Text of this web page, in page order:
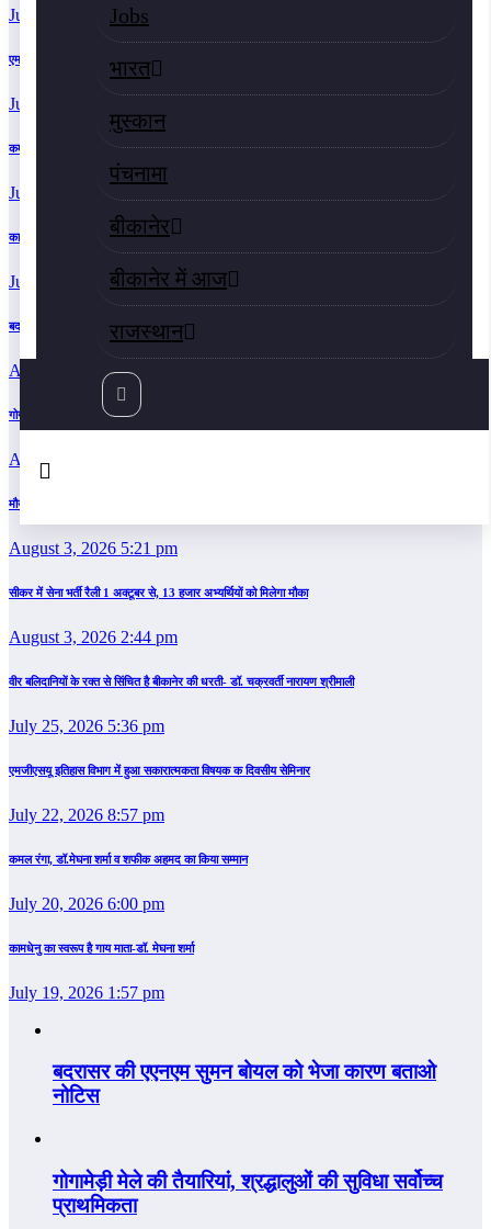
Jobs
भारत
मुस्‍कान
पंचनामा
बीकानेर
बीकानेर में आज
राजस्‍थान
July 25, 2026 5:36 pm
एमजीएसयू इतिहास विभाग में हुआ सकारात्मकता विषयक क दिवसीय सेमिनार
July 22, 2026 8:57 pm
कमल रंगा, डॉ.मेघना शर्मा व शफीक अहमद का किया सम्‍मान
July 20, 2026 6:00 pm
कामधेनु का स्वरूप है गाय माता-डॉ. मेघना शर्मा
July 19, 2026 1:57 pm
बदरासर की एएनएम सुमन बोयल को भेजा कारण बताओ नोटिस
August 3, 2026 10:54 pm
गोगामेड़ी मेले की तैयारियां, श्रद्धालुओं की सुविधा सर्वोच्च प्राथमिकता
August 3, 2026 9:28 pm
मौर्यकालीन शिलालेख और स्तंभलेख हैं वृक्षों के महत्त्व के जीवंत दस्तावेज : डॉ. मेघना शर्मा
August 3, 2026 5:21 pm
सीकर में सेना भर्ती रैली 1 अक्टूबर से, 13 हजार अभ्यर्थियों को मिलेगा मौका
August 3, 2026 2:44 pm
वीर बलिदानियों के रक्त से सिंचित है बीकानेर की धरती- डॉ. चक्रवर्ती नारायण श्रीमाली
July 25, 2026 5:36 pm
एमजीएसयू इतिहास विभाग में हुआ सकारात्मकता विषयक क दिवसीय सेमिनार
July 22, 2026 8:57 pm
कमल रंगा, डॉ.मेघना शर्मा व शफीक अहमद का किया सम्‍मान
July 20, 2026 6:00 pm
कामधेनु का स्वरूप है गाय माता-डॉ. मेघना शर्मा
July 19, 2026 1:57 pm
बदरासर की एएनएम सुमन बोयल को भेजा कारण बताओ
नोटिस
गोगामेड़ी मेले की तैयारियां, श्रद्धालुओं की सुविधा सर्वोच्च
प्राथमिकता